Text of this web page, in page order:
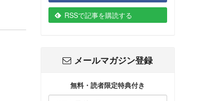
RSSで記事を購読する
メールマガジン登録
無料・読者限定特典付き